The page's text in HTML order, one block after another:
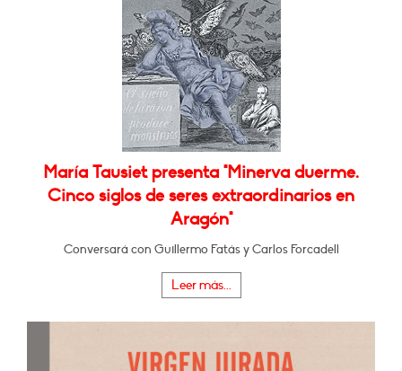
María Tausiet presenta "Minerva duerme.
Cinco siglos de seres extraordinarios en
Aragón"
Conversará con Guillermo Fatás y Carlos Forcadell
Leer más...